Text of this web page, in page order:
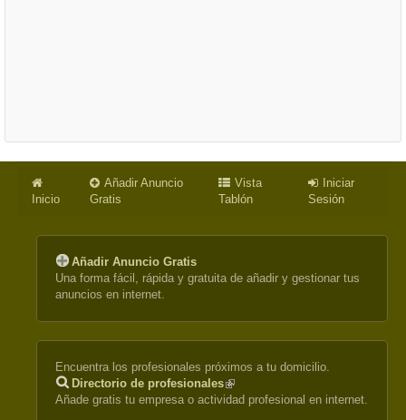
Inicio
Añadir Anuncio
Gratis
Vista
Tablón
Iniciar
Sesión
Añadir Anuncio Gratis
Una forma fácil, rápida y gratuita de añadir y gestionar tus
anuncios en internet.
Encuentra los profesionales próximos a tu domicilio.
Directorio de profesionales(link
is
Añade gratis tu empresa o actividad profesional en internet.